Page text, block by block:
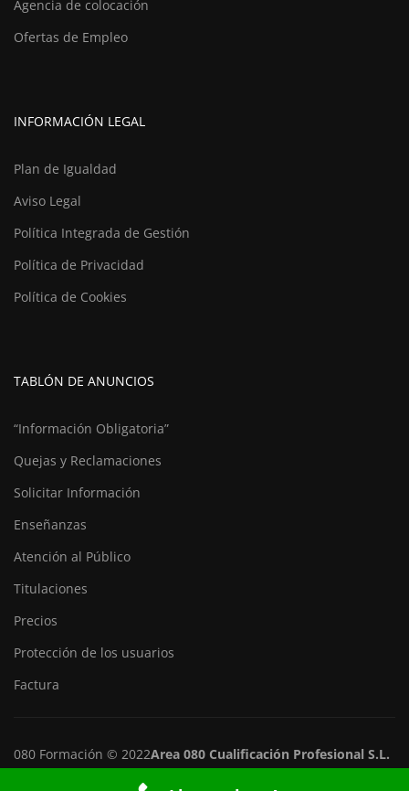
Agencia de colocación
Ofertas de Empleo
INFORMACIÓN LEGAL
Plan de Igualdad
Aviso Legal
Política Integrada de Gestión
Política de Privacidad
Política de Cookies
TABLÓN DE ANUNCIOS
“Información Obligatoria”
Quejas y Reclamaciones
Solicitar Información
Enseñanzas
Atención al Público
Titulaciones
Precios
Protección de los usuarios
Factura
080 Formación © 2022Area 080 Cualificación Profesional S.L.